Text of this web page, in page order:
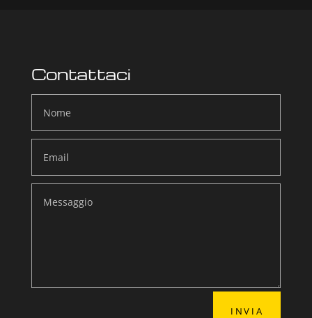
Contattaci
INVIA